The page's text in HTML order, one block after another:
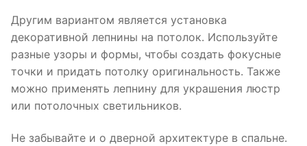
Другим вариантом является установка
декоративной лепнины на потолок. Используйте
разные узоры и формы, чтобы создать фокусные
точки и придать потолку оригинальность. Также
можно применять лепнину для украшения люстр
или потолочных светильников.
Не забывайте и о дверной архитектуре в спальне.